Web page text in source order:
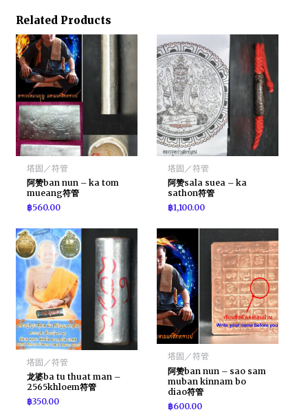
Related Products
塔固／符管
阿赞ban nun – ka tom
mueang符管
฿560.00
塔固／符管
阿赞sala suea – ka
sathon符管
฿1,100.00
塔固／符管
龙婆ba tu thuat man –
2565khloem符管
฿350.00
塔固／符管
阿赞ban nun – sao sam
muban kinnam bo
diao符管
฿600.00